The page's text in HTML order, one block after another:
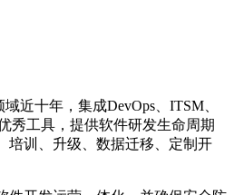
近十年，集成DevOps、ITSM、
秀工具，提供软件研发生命周期
培训、升级、数据迁移、定制开